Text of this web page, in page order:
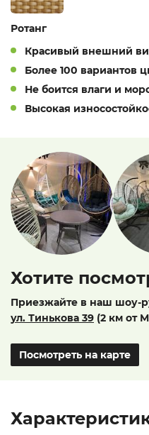
Ротанг
Красивый внешний
Более 100 вариантов
Не боится влаги и
Высокая
Хотите
Приезжайте в наш шоу-
ул. Тинькова 39 (2 км от
Посмотреть на карте